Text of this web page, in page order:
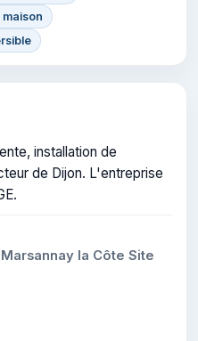
installation de
de Dijon. L'entreprise
la Côte Site